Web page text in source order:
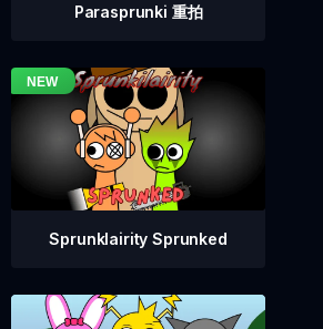
Parasprunki 重拍
Sprunklairity Sprunked